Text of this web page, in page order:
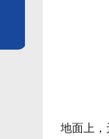
地面上，